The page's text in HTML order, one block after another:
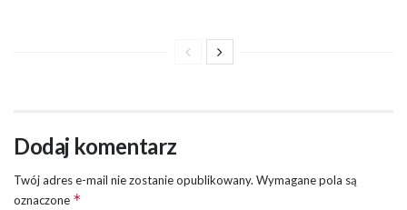
Dodaj komentarz
Twój adres e-mail nie zostanie opublikowany. Wymagane pola są
oznaczone *